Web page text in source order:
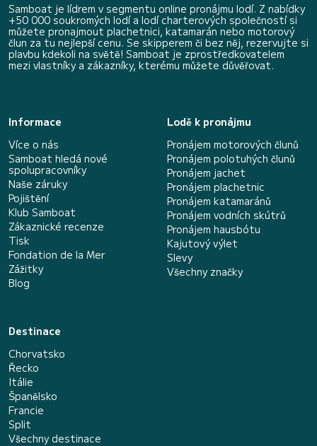
Samboat je lídrem v segmentu online pronájmu lodí. Z nabídky
+50 000 soukromých lodí a lodí charterových společností si
můžete pronajmout plachetnici, katamarán nebo motorový
člun za tu nejlepší cenu. Se skipperem či bez něj, rezervujte si
plavbu kdekoli na světě! Samboat je zprostředkovatelem
mezi vlastníky a zákazníky, kterému můžete důvěřovat.
Informace
Více o nás
Samboat hledá nové
spolupracovníky
Naše záruky
Pojištění
Klub Samboat
Zákaznické recenze
Tisk
Fondation de la Mer
Zážitky
Blog
Lodě k pronájmu
Pronájem motorových člunů
Pronájem polotuhých člunů
Pronájem jachet
Pronájem plachetnic
Pronájem katamaránů
Pronájem vodních skútrů
Pronájem hausbótu
Kajutový výlet
Slevy
Všechny značky
Destinace
Chorvatsko
Řecko
Itálie
Španělsko
Francie
Split
Všechny destinace